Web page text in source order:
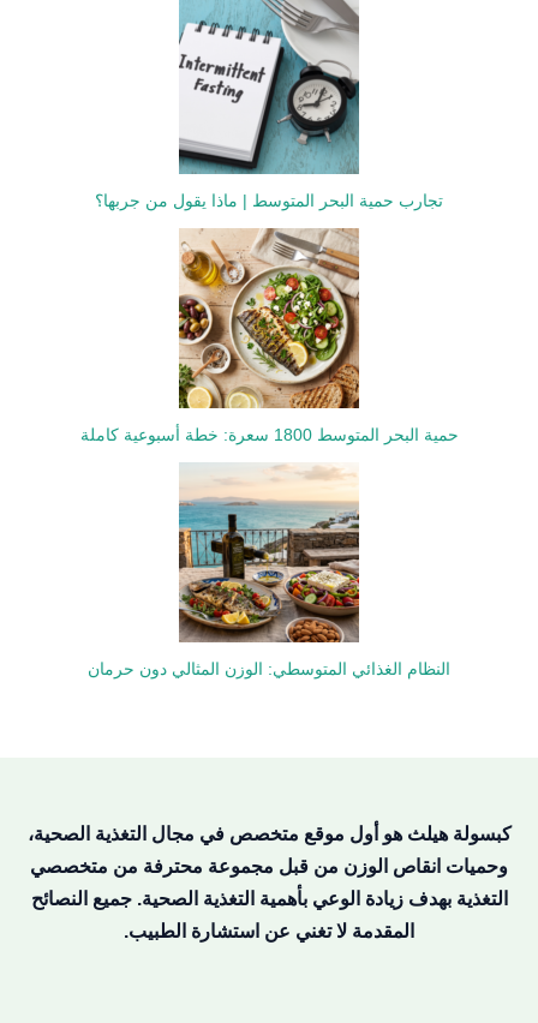
تجارب حمية البحر المتوسط | ماذا يقول من جربها؟
حمية البحر المتوسط 1800 سعرة: خطة أسبوعية كاملة
النظام الغذائي المتوسطي: الوزن المثالي دون حرمان
كبسولة هيلث هو أول موقع متخصص في مجال التغذية الصحية،
وحميات انقاص الوزن من قبل مجموعة محترفة من متخصصي
التغذية بهدف زيادة الوعي بأهمية التغذية الصحية. جميع النصائح
المقدمة لا تغني عن استشارة الطبيب.